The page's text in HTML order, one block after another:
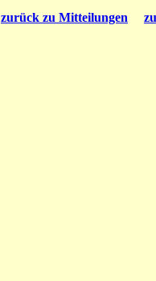
zurück zu Mitteilungen